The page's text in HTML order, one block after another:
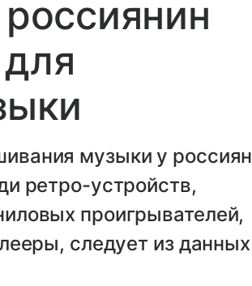
музыки у россиян
ретро-устройств,
проигрывателей,
следует из данных